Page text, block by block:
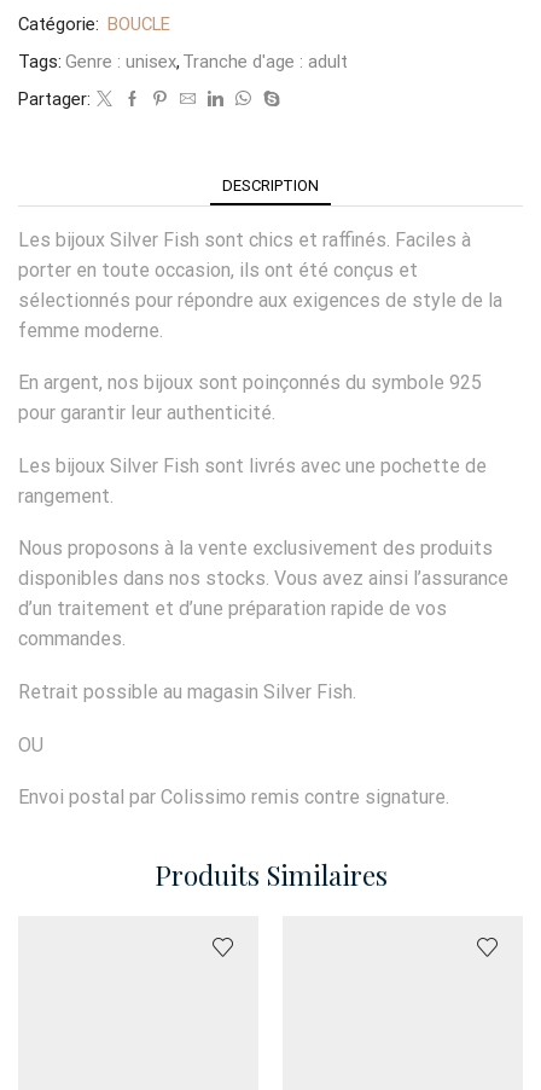
Catégorie: BOUCLE
Tags: Genre : unisex, Tranche d'age : adult
Partager:
DESCRIPTION
Les bijoux Silver Fish sont chics et raffinés. Faciles à
porter en toute occasion, ils ont été conçus et
sélectionnés pour répondre aux exigences de style de la
femme moderne.
En argent, nos bijoux sont poinçonnés du symbole 925
pour garantir leur authenticité.
Les bijoux Silver Fish sont livrés avec une pochette de
rangement.
Nous proposons à la vente exclusivement des produits
disponibles dans nos stocks. Vous avez ainsi l’assurance
d’un traitement et d’une préparation rapide de vos
commandes.
Retrait possible au magasin Silver Fish.
OU
Envoi postal par Colissimo remis contre signature.
Produits Similaires